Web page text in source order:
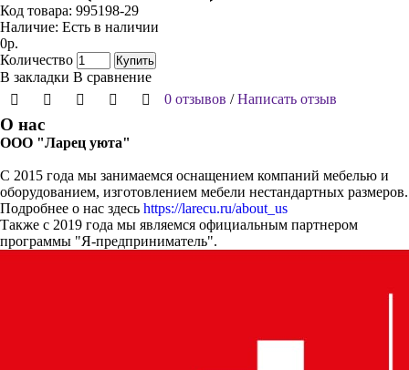
Код товара: 995198-29
Наличие: Есть в наличии
0р.
Количество
Купить
В закладки В сравнение
0 отзывов /Написать отзыв
О нас
ООО "Ларец уюта"
С 2015 года мы занимаемся оснащением компаний мебелью и
оборудованием, изготовлением мебели нестандартных размеров.
Подробнее о нас здесь https://larecu.ru/about_us
Также с 2019 года мы являемся официальным партнером
программы "Я-предприниматель".